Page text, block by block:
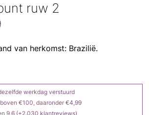
ruw 2
van herkomst: Brazilië.
werkdag verstuurd
€100, daaronder €4,99
9,6 (+2.030 klantreviews)